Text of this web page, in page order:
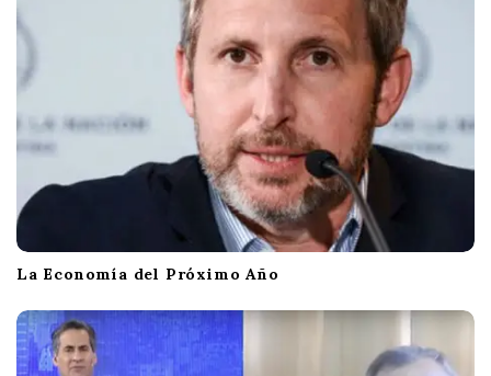
La Economía del Próximo Año